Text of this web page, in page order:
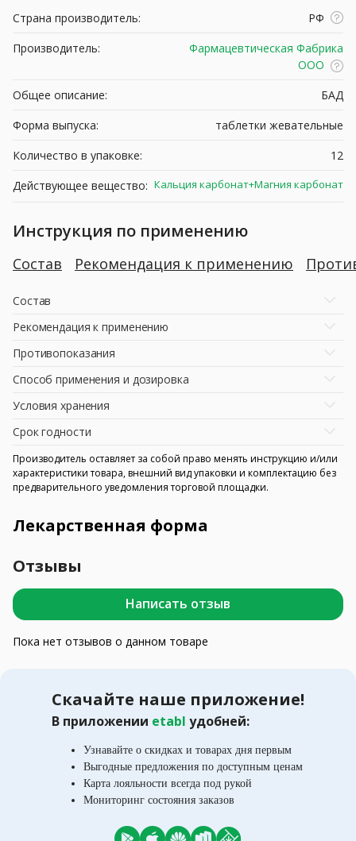
Страна производитель:
РФ
Производитель:
Фармацевтическая Фабрика
ООО
Общее описание:
БАД
Форма выпуска:
таблетки жевательные
Количество в упаковке:
12
Действующее вещество: Кальция карбонат+Магния карбонат
Инструкция по применению
Состав Рекомендация к применению
Состав
Рекомендация к применению
Противопоказания
Способ применения и дозировка
Условия хранения
Срок годности
Производитель оставляет за собой право менять инструкцию и/или
характеристики товара, внешний вид упаковки и комплектацию без
предварительного уведомления торговой площадки.
Лекарственная форма
Отзывы
Написать отзыв
Пока нет отзывов о данном товаре
Скачайте наше приложение!
В приложении etabl удобней:
Узнавайте о скидках и товарах дня первым
Выгодные предложения по доступным ценам
Карта лояльности всегда под рукой
Мониторинг состояния заказов